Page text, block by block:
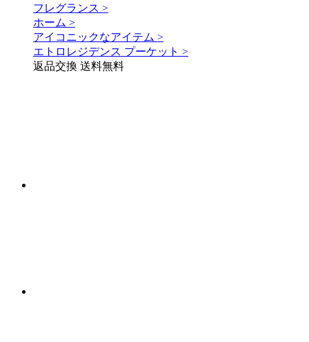
フレグランス >
ホーム >
アイコニックなアイテム >
エトロレジデンス プーケット >
返品交換 送料無料